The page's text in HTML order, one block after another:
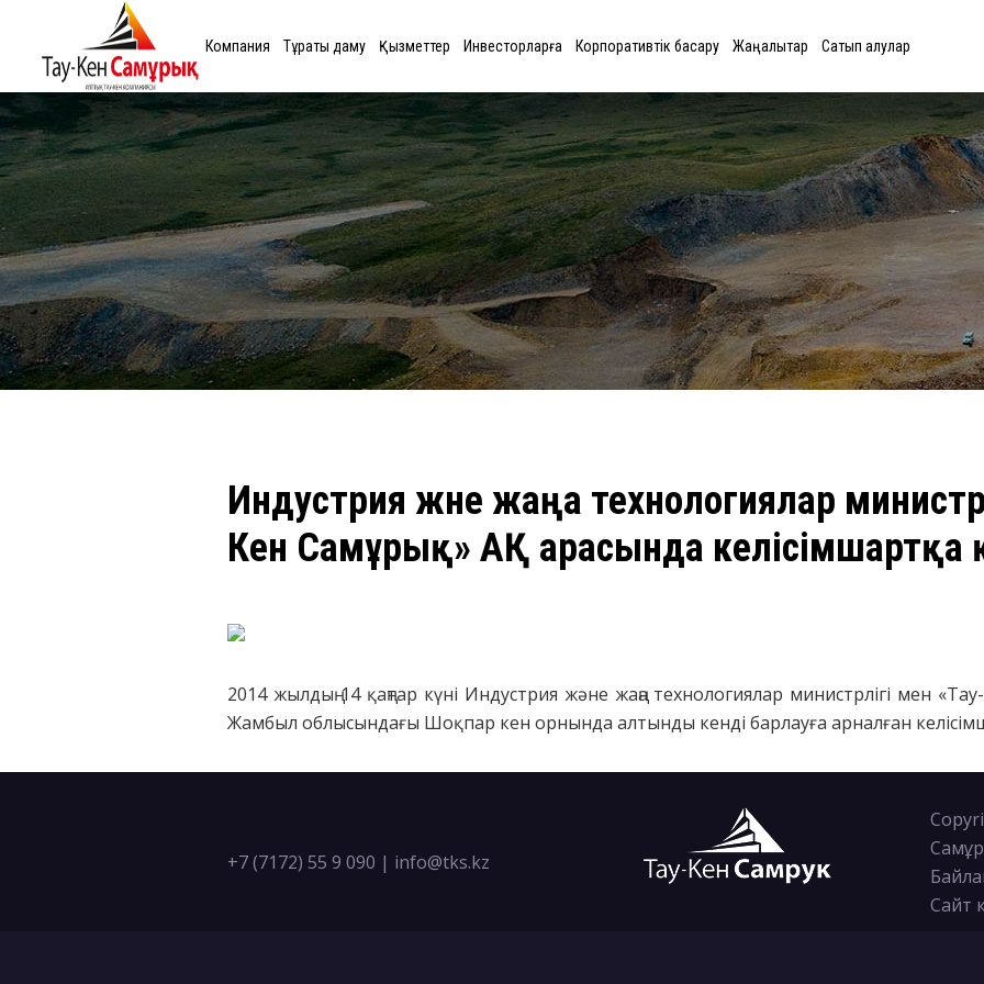
Компания Тұрақты даму Қызметтер Инвесторларға Корпоративтік басқару Жаңалықтар Сатып алулар
Индустрия және жаңа технологиялар
Кен Самұрық» АҚ арасында
2014 жылдың 14 қаңтар күні Индустрия және жаңа технологиялар министрлігі мен
Жамбыл облысындағы Шоқпар кен орнында алтынды кенді барлауға арналған
+7 (7172) 55 9 090 | info@tks.kz
Сайт